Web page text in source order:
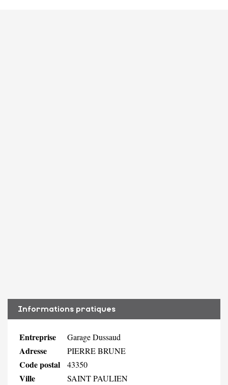
Informations pratiques
Entreprise Garage Dussaud
Adresse PIERRE BRUNE
Code postal 43350
Ville SAINT PAULIEN